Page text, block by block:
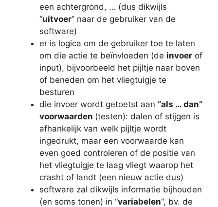
een achtergrond, … (dus dikwijls
“uitvoer” naar de gebruiker van de
software)
er is logica om de gebruiker toe te laten
om die actie te beïnvloeden (de invoer of
input), bijvoorbeeld het pijltje naar boven
of beneden om het vliegtuigje te
besturen
die invoer wordt getoetst aan “als … dan”
voorwaarden (testen): dalen of stijgen is
afhankelijk van welk pijltje wordt
ingedrukt, maar een voorwaarde kan
even goed controleren of de positie van
het vliegtuigje te laag vliegt waarop het
crasht of landt (een nieuw actie dus)
software zal dikwijls informatie bijhouden
(en soms tonen) in “variabelen“, bv. de